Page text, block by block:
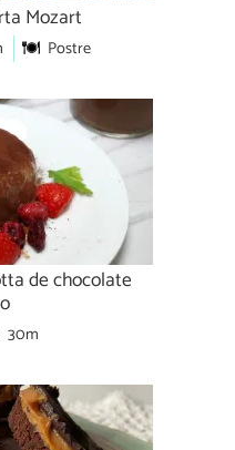
Mozart
Postre
de chocolate
30m